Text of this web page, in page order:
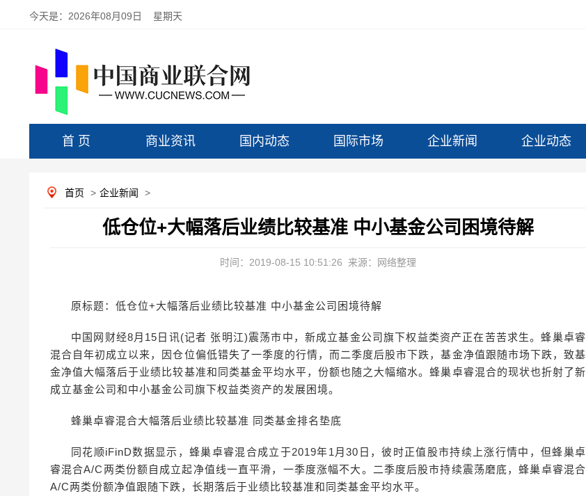
今天是： 2026年08月09日 星期天
首 页 商业资讯 国内动态 国际市场 企业新闻 企业动态
首页 > 企业新闻 >
低仓位+大幅落后业绩比较基准 中小基金公司困境待解
时间：2019-08-15 10:51:26 来源：网络整理
原标题：低仓位+大幅落后业绩比较基准 中小基金公司困境待解
中国网财经8月15日讯(记者 张明江)震荡市中，新成立基金公司旗下权益类资产正在苦苦求生。蜂巢卓睿
混合自年初成立以来，因仓位偏低错失了一季度的行情，而二季度后股市下跌，基金净值跟随市场下跌，致基
金净值大幅落后于业绩比较基准和同类基金平均水平，份额也随之大幅缩水。蜂巢卓睿混合的现状也折射了新
成立基金公司和中小基金公司旗下权益类资产的发展困境。
蜂巢卓睿混合大幅落后业绩比较基准 同类基金排名垫底
同花顺iFinD数据显示，蜂巢卓睿混合成立于2019年1月30日，彼时正值股市持续上涨行情中，但蜂巢卓
睿混合A/C两类份额自成立起净值线一直平滑，一季度涨幅不大。二季度后股市持续震荡磨底，蜂巢卓睿混合
A/C两类份额净值跟随下跌，长期落后于业绩比较基准和同类基金平均水平。